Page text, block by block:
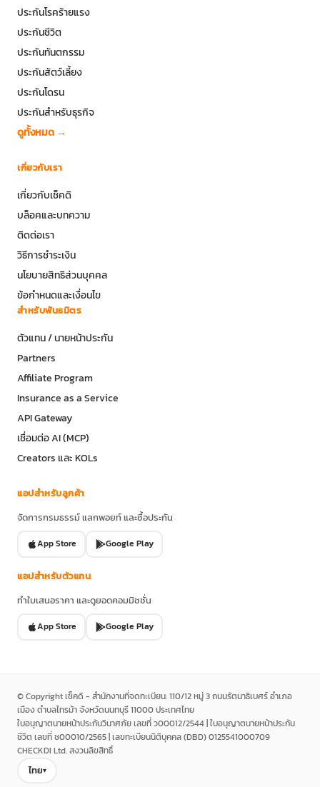
ประกันโรคร้ายแรง
ประกันชีวิต
ประกันทันตกรรม
ประกันสัตว์เลี้ยง
ประกันโดรน
ประกันสำหรับธุรกิจ
ดูทั้งหมด →
เกี่ยวกับเรา
เกี่ยวกับเช็คดิ
บล็อคและบทความ
ติดต่อเรา
วิธีการชำระเงิน
นโยบายสิทธิส่วนบุคคล
ข้อกำหนดและเงื่อนไข
สำหรับพันธมิตร
ตัวแทน / นายหน้าประกัน
Partners
Affiliate Program
Insurance as a Service
API Gateway
เชื่อมต่อ AI (MCP)
Creators และ KOLs
แอปสำหรับลูกค้า
จัดการกรมธรรม์ แลกพอยท์ และซื้อประกัน
App Store Google Play
แอปสำหรับตัวแทน
ทำใบเสนอราคา และดูยอดคอมมิชชั่น
App Store Google Play
© Copyright เช็คดิ - สำนักงานที่จดทะเบียน: 110/12 หมู่ 3 ถนนรัตนาธิเบศร์ อำเภอ
เมือง ตำบลไทรม้า จังหวัดนนทบุรี 11000 ประเทศไทย
ใบอนุญาตนายหน้าประกันวินาศภัย เลขที่ ว00012/2544 | ใบอนุญาตนายหน้าประกัน
ชีวิต เลขที่ ช00010/2565 | เลขทะเบียนนิติบุคคล (DBD) 0125541000709
CHECKDI Ltd. สงวนลิขสิทธิ์
ไทย